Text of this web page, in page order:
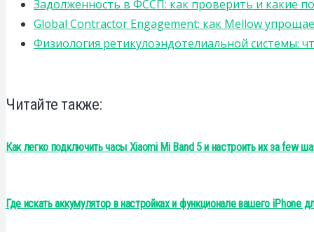
Задолженность в ФССП: как проверить и какие
Global Contractor Engagement: как Mellow
Физиология ретикулоэндотелиальной системы:
Читайте также:
Как легко подключить часы Xiaomi Mi Band 5 и настроить их за few
Где искать аккумулятор в настройках и функционале вашего iPhone